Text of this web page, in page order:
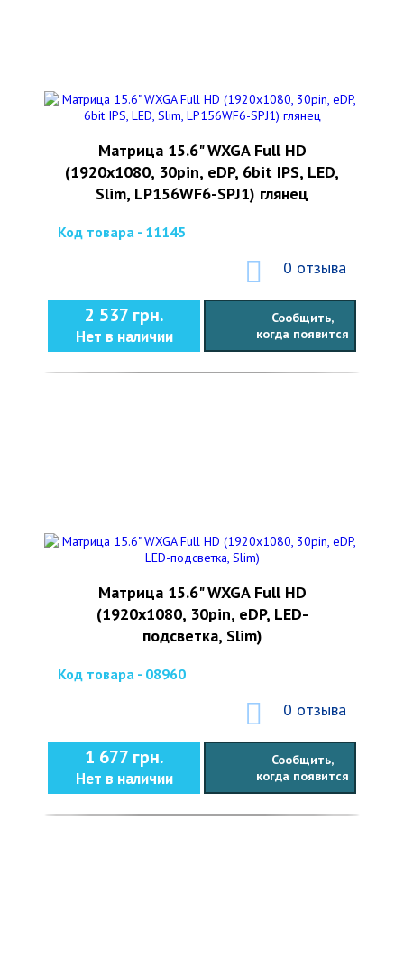
Матрица 15.6" WXGA Full HD
(1920x1080, 30pin, eDP, 6bit IPS, LED,
Slim, LP156WF6-SPJ1) глянец
Код товара - 11145
0 отзыва
2 537 грн.
Нет в наличии
Сообщить,
когда появится
Матрица 15.6" WXGA Full HD
(1920x1080, 30pin, eDP, LED-
подсветка, Slim)
Код товара - 08960
0 отзыва
1 677 грн.
Нет в наличии
Сообщить,
когда появится